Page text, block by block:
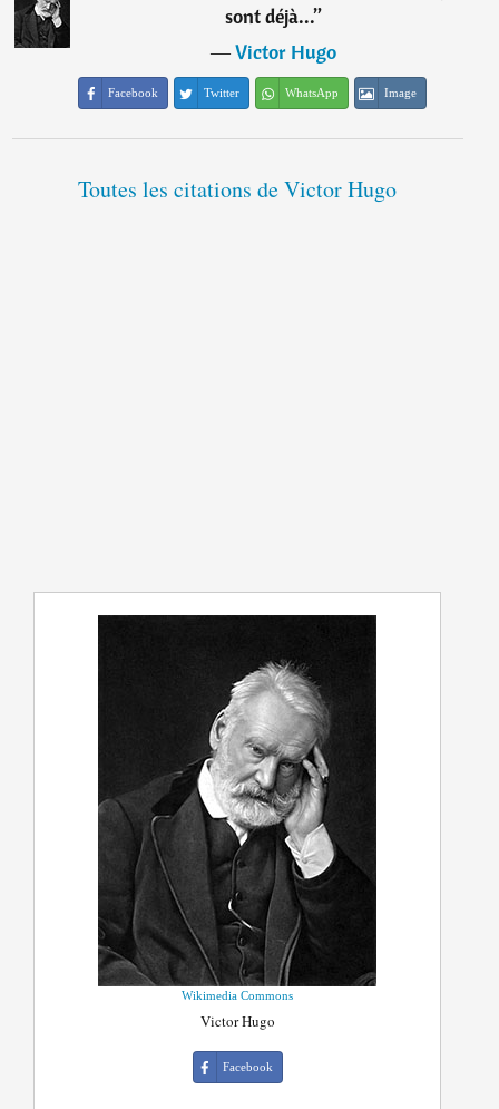
sont déjà...”
―Victor Hugo
Facebook Twitter WhatsApp Image
Toutes les citations de Victor Hugo
Wikimedia Commons
Victor Hugo
Facebook